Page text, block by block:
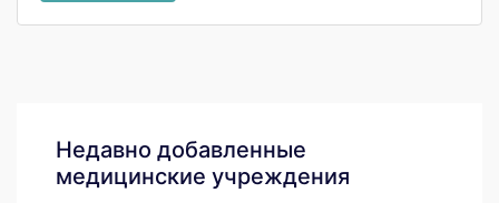
Недавно добавленные
медицинские учреждения